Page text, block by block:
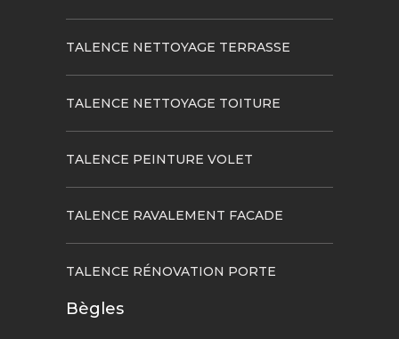
TALENCE NETTOYAGE TERRASSE
TALENCE NETTOYAGE TOITURE
TALENCE PEINTURE VOLET
TALENCE RAVALEMENT FACADE
TALENCE RÉNOVATION PORTE
Bègles